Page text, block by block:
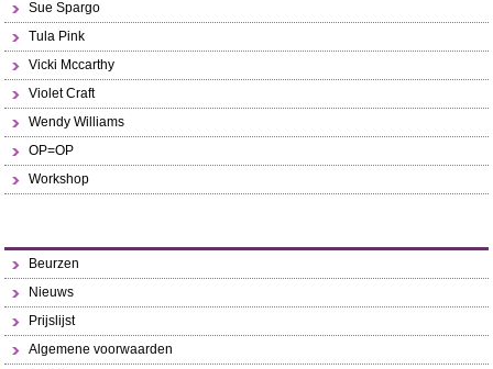
Sue Spargo
Tula Pink
Vicki Mccarthy
Violet Craft
Wendy Williams
OP=OP
Workshop
Beurzen
Nieuws
Prijslijst
Algemene voorwaarden